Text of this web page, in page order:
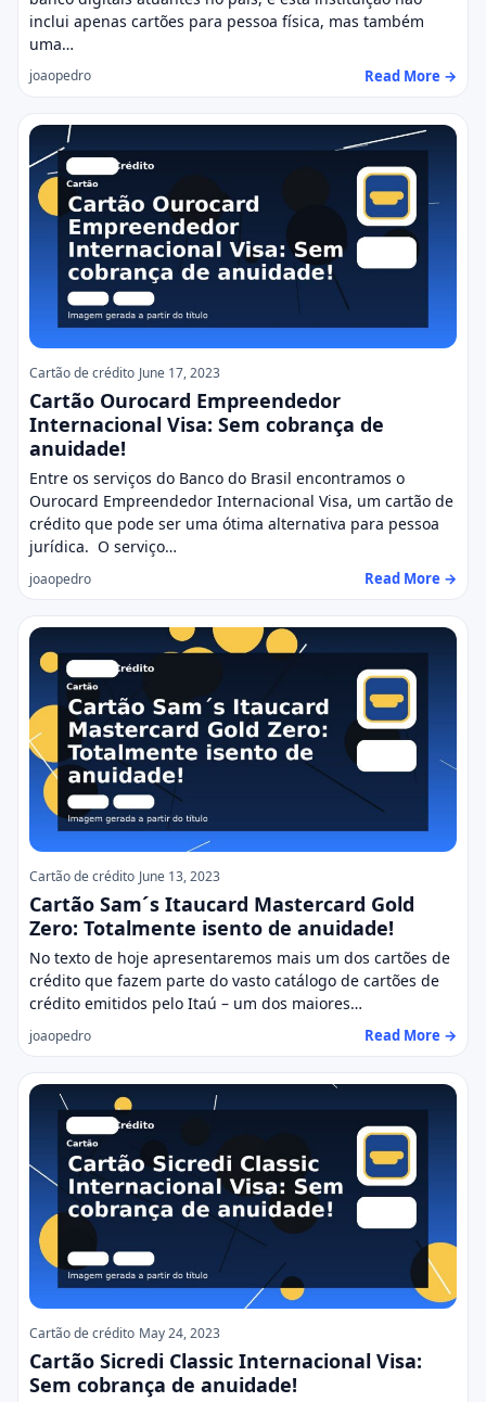
inclui apenas cartões para pessoa física, mas também
uma…
joaopedro Read More →
Cartão de crédito June 17, 2023
Cartão Ourocard Empreendedor
Internacional Visa: Sem cobrança de
anuidade!
Entre os serviços do Banco do Brasil encontramos o
Ourocard Empreendedor Internacional Visa, um cartão de
crédito que pode ser uma ótima alternativa para pessoa
jurídica. O serviço…
joaopedro Read More →
Cartão de crédito June 13, 2023
Cartão Sam´s Itaucard Mastercard Gold
Zero: Totalmente isento de anuidade!
No texto de hoje apresentaremos mais um dos cartões de
crédito que fazem parte do vasto catálogo de cartões de
crédito emitidos pelo Itaú – um dos maiores…
joaopedro Read More →
Cartão de crédito May 24, 2023
Cartão Sicredi Classic Internacional Visa:
Sem cobrança de anuidade!